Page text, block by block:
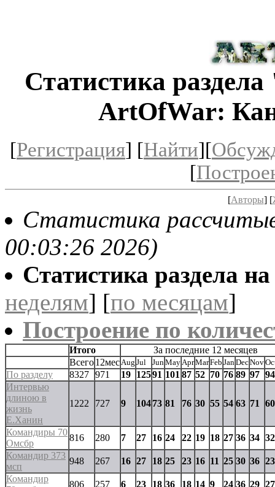
Статистика
ArtOfWar:
[Регистрация] [Найти][
[
[Авторы] [
Статистика
00:03:26 2026)
Статистика раздела
неделям] [по месяцам]
Построение по
Итого
За последние 12 месяцев
Всего12мес Aug Jul Jun May AprMarFeb Jan DecNov
По разделу 8327 971 19 12591 101 87 52 70 76 89 97 94
Интервью
длиною в
жизнь
Е.Ханин
1222 727 9 10473 81 76 30 55 54 63 71 60
Командиры 70
Омсбр
816 280 7 27 16 24 22 19 18 27 36 34 32
Командир 373
мсп
948 267 16 27 18 25 23 16 11 25 30 36 23
Командир
806 257 6 23 18 36 18 14 9 24 36 29 27